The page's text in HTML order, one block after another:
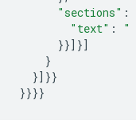
"sections" :
"text" :
"
}}]}]
}
}]}}
}}}}